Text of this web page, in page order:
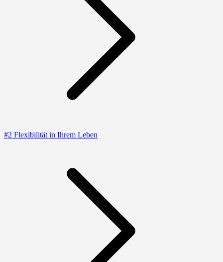
#2 Flexibilität in Ihrem Leben